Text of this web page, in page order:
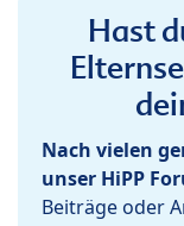
Hast
Nach vielen
unser HiPP
Beiträge oder